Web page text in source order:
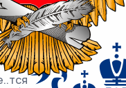
и та же буква